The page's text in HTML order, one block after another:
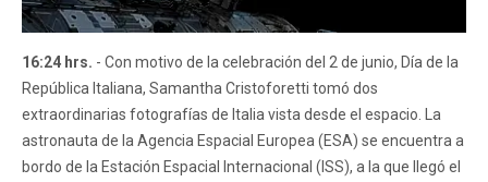
16:24 hrs. - Con motivo de la celebración del 2 de junio, Día de la
República Italiana, Samantha Cristoforetti tomó dos
extraordinarias fotografías de Italia vista desde el espacio. La
astronauta de la Agencia Espacial Europea (ESA) se encuentra a
bordo de la Estación Espacial Internacional (ISS), a la que llegó el